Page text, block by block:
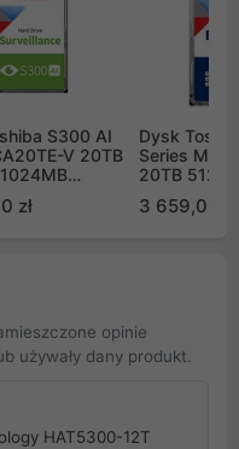
S300 AI
V 20TB
Bulk
zł
Dysk
Series
20TB 512e
Bulk
3 659,00 zł
opinie
używały dany produkt.
HAT5300-12T